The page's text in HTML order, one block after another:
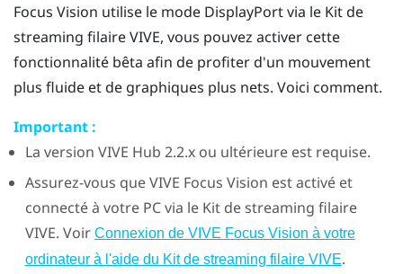
Focus Vision utilise le mode DisplayPortvia le Kit de
streaming filaire VIVE, vous pouvez activer cette
fonctionnalité bêta afin de profiter d'un mouvement
plus fluide et de graphiques plus nets. Voici comment.
Important :
La version VIVE Hub 2.2.x ou ultérieure est requise.
Assurez-vous queVIVE Focus Vision est activé et
connecté à votre PC via le Kit de streaming filaire
VIVE. Voir Connexion de VIVE Focus Vision à votre
ordinateur à l'aide du Kit de streaming filaire VIVE.